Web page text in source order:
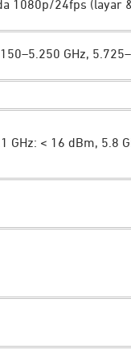
bisa Anda lakukan
1080p/24fps (layar
GHz,
GHz: < 16 dBm, 5.8